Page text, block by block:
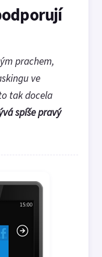
prachem,
ve
tak docela
spíše pravý